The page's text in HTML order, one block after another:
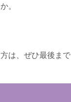
。
は、ぜひ最後まで